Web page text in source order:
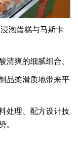
泡蛋糕与马斯卡
清爽的细腻组合。
品柔滑质地带来平
处理、配方设计技
。